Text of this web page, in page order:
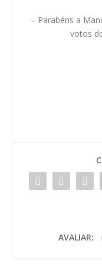
– Parabéns a
votos
AVALIAR: